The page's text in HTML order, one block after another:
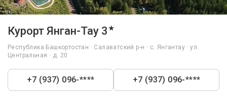
Курорт Янган-Тау 3★
Республика Башкортостан · Салаватский р-н · с. Янгантау · ул.
Центральная · д. 20
+7 (937) 096-**** +7 (937) 096-****